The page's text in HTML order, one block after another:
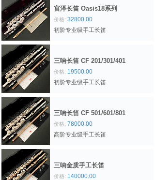
宫泽长笛 Oasis18系列
价格: 32800.00
初阶专业级手工长笛
三响长笛 CF 201/301/401
价格: 19500.00
初阶专业级手工长笛
三响长笛 CF 501/601/801
价格: 78000.00
高阶专业级手工长笛
三响金质手工长笛
价格: 140000.00